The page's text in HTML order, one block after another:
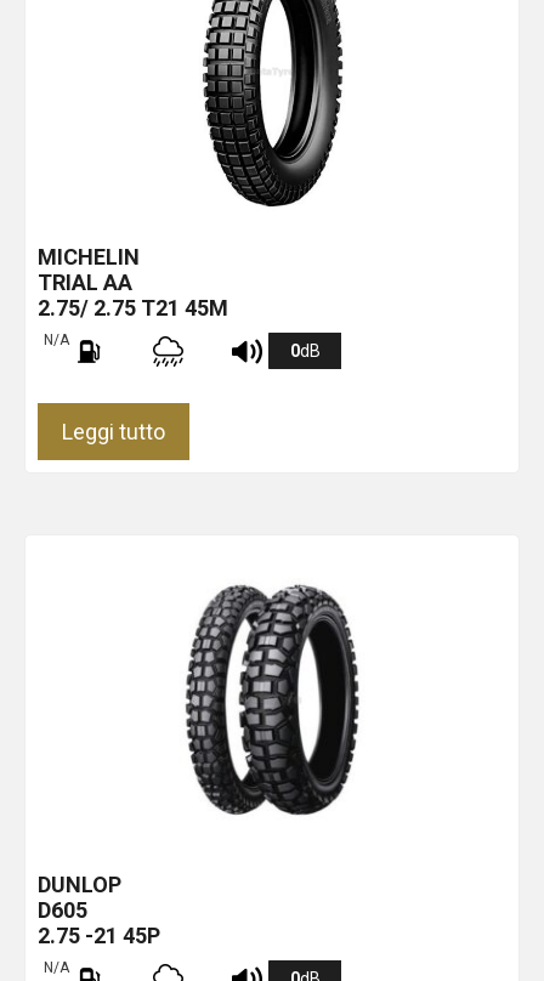
MICHELIN
TRIAL AA
2.75/ 2.75 T21 45M
N/A
0dB
Leggi tutto
DUNLOP
D605
2.75 -21 45P
N/A